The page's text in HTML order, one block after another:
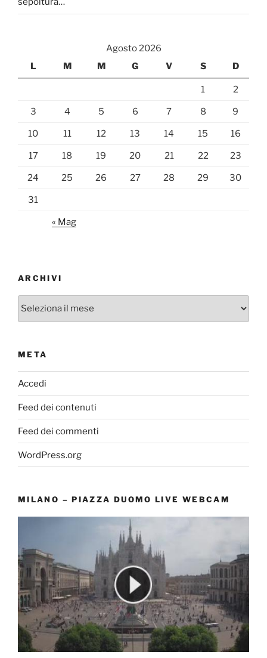
Agosto 2026
L
M M G V S D
1 2
3 4 5 6 7 8 9
10 11 12 13 14 15 16
17 18 19 20 21 22 23
24 25 26 27 28 29 30
31
« Mag
ARCHIVI
Archivi
META
Accedi
Feed dei contenuti
Feed dei commenti
WordPress.org
MILANO – PIAZZA DUOMO LIVE WEBCAM